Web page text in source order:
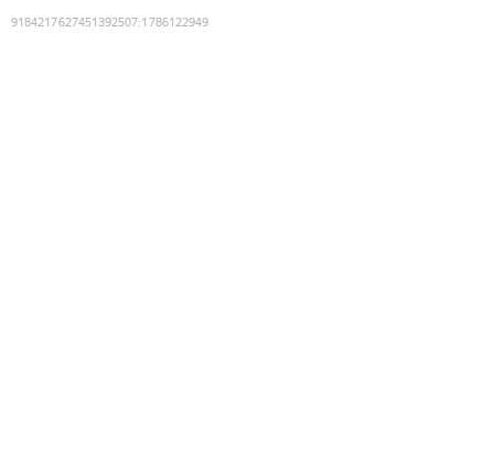
9184217627451392507:1786122949